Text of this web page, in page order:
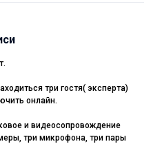
три гостя( эксперта)
онлайн.
и видеосопровождение
три микрофона, три пары